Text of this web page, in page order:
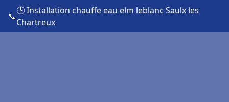
📞
🕒 Installation chauffe eau elm leblanc Saulx les
Chartreux